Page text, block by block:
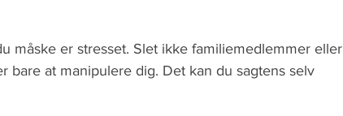
måske er stresset. Slet ikke familiemedlemmer eller
bare at manipulere dig. Det kan du sagtens selv